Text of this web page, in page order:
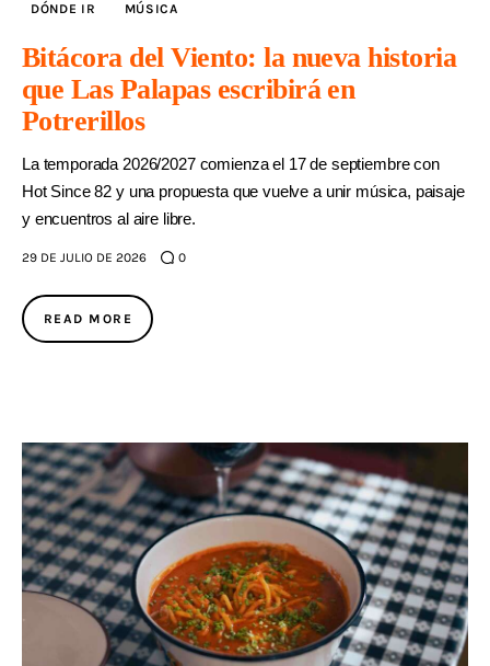
DÓNDE IR MÚSICA
Bitácora del Viento: la nueva historia
que Las Palapas escribirá en
Potrerillos
La temporada 2026/2027 comienza el 17 de septiembre con
Hot Since 82 y una propuesta que vuelve a unir música, paisaje
y encuentros al aire libre.
29 DE JULIO DE 2026 0
READ MORE